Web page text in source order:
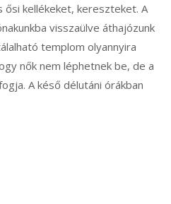
kellékeket, kereszteket. A
visszaülve áthajózunk
templom olyannyira
nők nem léphetnek be, de a
A késő délutáni órákban